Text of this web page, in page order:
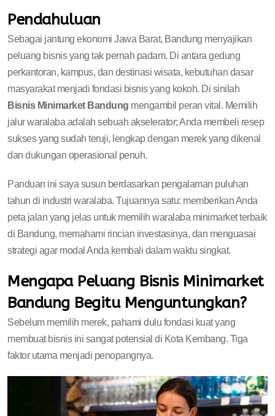
Pendahuluan
Sebagai jantung ekonomi Jawa Barat, Bandung menyajikan
peluang bisnis yang tak pernah padam. Di antara gedung
perkantoran, kampus, dan destinasi wisata, kebutuhan dasar
masyarakat menjadi fondasi bisnis yang kokoh. Di sinilah
Bisnis Minimarket Bandung mengambil peran vital. Memilih
jalur waralaba adalah sebuah akselerator; Anda membeli resep
sukses yang sudah teruji, lengkap dengan merek yang dikenal
dan dukungan operasional penuh.
Panduan ini saya susun berdasarkan pengalaman puluhan
tahun di industri waralaba. Tujuannya satu: memberikan Anda
peta jalan yang jelas untuk memilih waralaba minimarket terbaik
di Bandung, memahami rincian investasinya, dan menguasai
strategi agar modal Anda kembali dalam waktu singkat.
Mengapa Peluang Bisnis Minimarket
Bandung Begitu Menguntungkan?
Sebelum memilih merek, pahami dulu fondasi kuat yang
membuat bisnis ini sangat potensial di Kota Kembang. Tiga
faktor utama menjadi penopangnya.